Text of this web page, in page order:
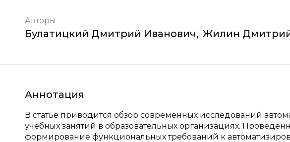
Авторы
Булатицкий Дмитрий Иванович, Жилин
Аннотация
В статье приводится обзор современных исследований
учебных занятий в образовательных организациях.
формирование функциональных требований к